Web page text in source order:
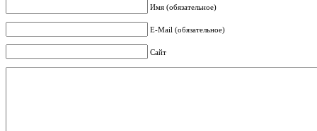
Имя (обязательное)
E-Mail (обязательное)
Сайт